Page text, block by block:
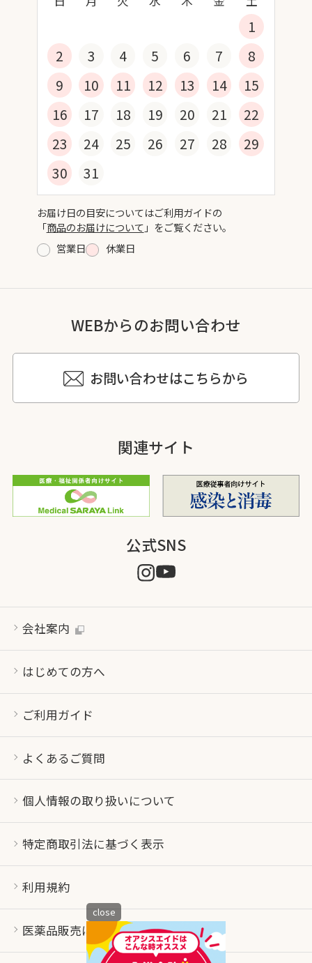
1
2
3 4 5 6 7
8
9
10 11 12 13 14
15
16
17 18 19 20 21
22
23
24 25 26 27 28
29
30
31
お届け日の目安についてはご利用ガイドの
「商品のお届けについて 」をご覧ください。
営業日
休業日
WEBからのお問い合わせ
お問い合わせはこちらから
関連サイト
公式SNS
会社案内
はじめての方へ
ご利用ガイド
よくあるご質問
個人情報の取り扱いについて
特定商取引法に基づく表示
利用規約
医薬品販売について
close